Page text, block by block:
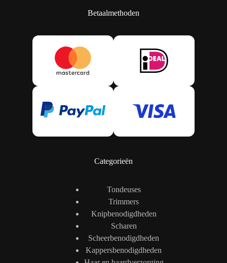
Betaalmethoden
Categorieën
Tondeuses
Trimmers
Knipbenodigdheden
Scharen
Scheerbenodigdheden
Kappersbenodigdheden